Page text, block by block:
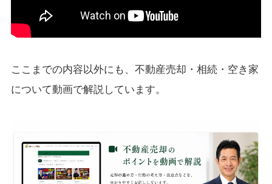
ここまでの内容以外にも、不動産売却・相続・空き家
について動画で解説しています。